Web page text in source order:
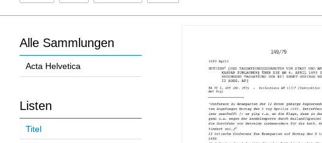
Alle Sammlungen
Acta Helvetica
Listen
Titel